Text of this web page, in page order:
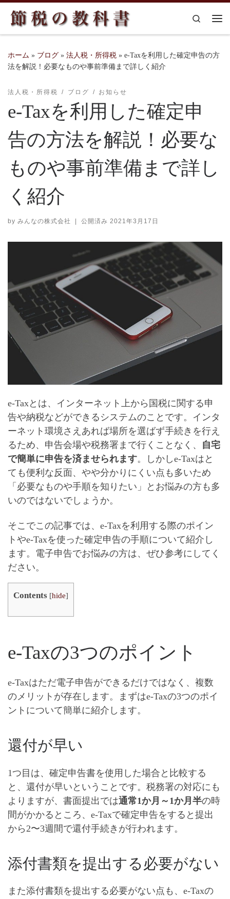
コンテンツへスキップ
Search
ホーム » ブログ » 法人税・所得税 » e-Taxを利用した確定申告の方
法を解説！必要なものや事前準備まで詳しく紹介
法人税・所得税 ブログ お知らせ
e-Taxを利用した確定申
告の方法を解説！必要な
ものや事前準備まで詳し
く紹介
by みんなの株式会社 | 公開済み 2021年3月17日
e-Taxとは、インターネット上から国税に関する申
告や納税などができるシステムのことです。インタ
ーネット環境さえあれば場所を選ばず手続きを行え
るため、申告会場や税務署まで行くことなく、 自宅
で簡単に申告を済ませられます。しかしe-Taxはと
ても便利な反面、やや分かりにくい点も多いため
「必要なものや手順を知りたい」とお悩みの方も多
いのではないでしょうか。
そこでこの記事では、 e-Taxを利用する際のポイン
トやe-Taxを使った確定申告の手順について紹介し
ます。電子申告でお悩みの方は、ぜひ参考にしてく
ださい。
Contents [hide]
e-Taxの3つのポイント
e-Taxはただ電子申告ができるだけではなく、複数
のメリットが存在します。まずはe-Taxの3つのポイ
ントについて簡単に紹介します。
還付が早い
1つ目は、確定申告書を使用した場合と比較する
と、還付が早いということです。税務署の対応にも
よりますが、書面提出では通常1か月～1か月半の時
間がかかるところ、e-Taxで確定申告をすると提出
から 2〜3週間で還付手続きが行われます。
添付書類を提出する必要がない
また添付書類を提出する必要がない点も、e-Taxの